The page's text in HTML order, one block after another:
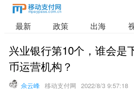
最新 政策 出海
兴业银行第10个，谁会是
币运营机构？
佘云峰 移动支付网 2022/8/3 9:57:18